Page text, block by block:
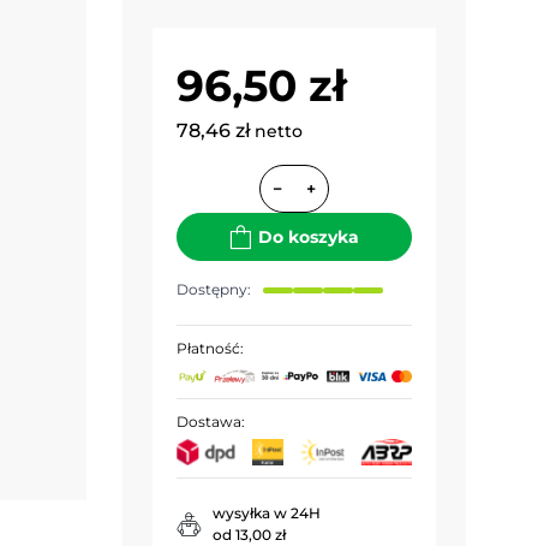
96,50 zł
78,46 zł netto
− +
Do koszyka
Dostępny:
Płatność:
Dostawa:
wysyłka w 24H
od 13,00 zł